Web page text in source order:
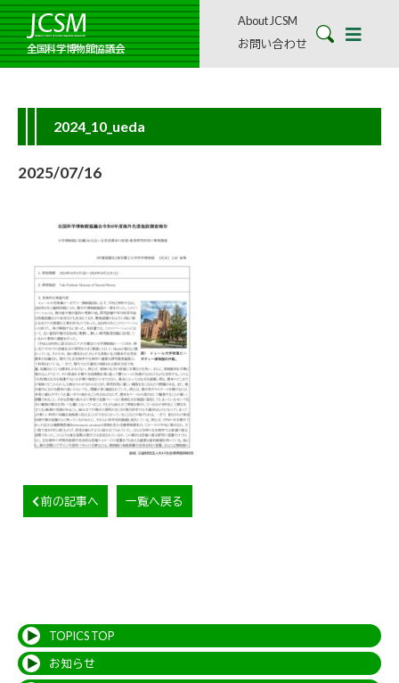
全国科学博物館協議会
About JCSM
お問い合わせ
2024_10_ueda
2025/07/16
前の記事へ 一覧へ戻る
TOPICS TOP
お知らせ